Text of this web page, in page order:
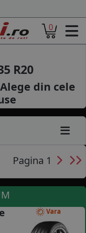
COMPANII
0
R20
din cele
Pagina 1
Vara